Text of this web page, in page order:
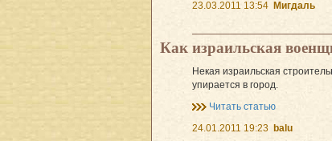
23.03.2011 13:54 Мигдаль
Как израильская
Некая израильская
упирается в город.
Читать статью
24.01.2011 19:23 balu